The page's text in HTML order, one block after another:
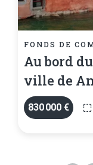
FONDS DE
Au bord
ville de
830 000 €